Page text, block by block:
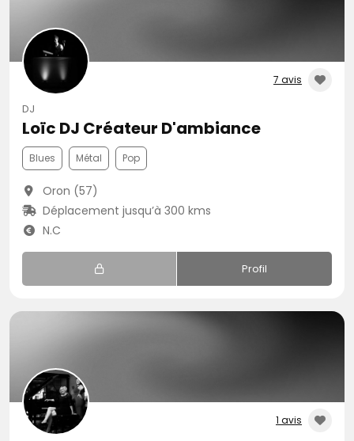
7 avis
DJ
Loïc DJ Créateur D'ambiance
Blues Métal Pop
Oron (57)
Déplacement jusqu’à 300 kms
N.C
Profil
1 avis